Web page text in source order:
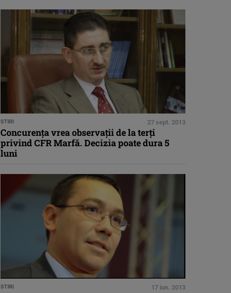
STIRI 27 sept. 2013
Concurenţa vrea observaţii de la terţi
privind CFR Marfă. Decizia poate dura 5
luni
STIRI 17 iun. 2013